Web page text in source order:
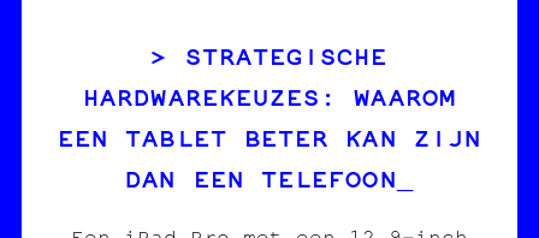
STRATEGISCHE
HARDWAREKEUZES: WAAROM
EEN TABLET BETER KAN ZIJN
DAN EEN TELEFOON